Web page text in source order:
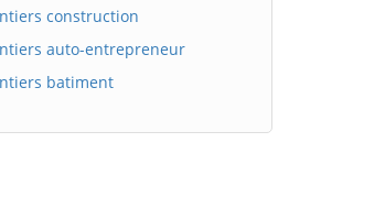
construction
auto-entrepreneur
batiment